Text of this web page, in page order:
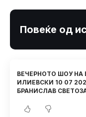
Повеќе од
ВЕЧЕРНОТО ШОУ НА
ИЛИЕВСКИ 10 07
БРАНИСЛАВ